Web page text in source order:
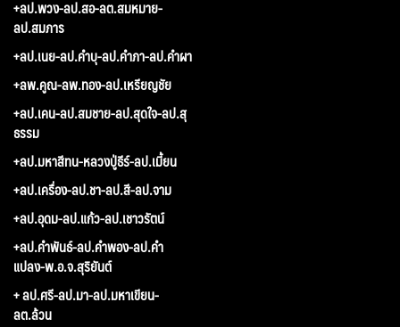
+ลป.พวง-ลป.สอ-ลต.สมหมาย-
ลป.สมภาร
+ลป.เนย-ลป.คำบุ-ลป.คำภา-ลป.คำผา
+ลพ.คูณ-ลพ.ทอง-ลป.เหรียญชัย
+ลป.เคน-ลป.สมชาย-ลป.สุดใจ-ลป.สุ
ธรรม
+ลป.มหาสีทน-หลวงปู่ธีร์-ลป.เมี้ยน
+ลป.เครื่อง-ลป.ชา-ลป.สี-ลป.จาม
+ลป.อุดม-ลป.แก้ว-ลป.เชาวรัตน์
+ลป.คำพันธ์-ลป.คำพอง-ลป.คำ
แปลง-พ.อ.จ.สุริยันต์
+ ลป.ศรี-ลป.มา-ลป.มหาเขียน-
ลต.ล้วน